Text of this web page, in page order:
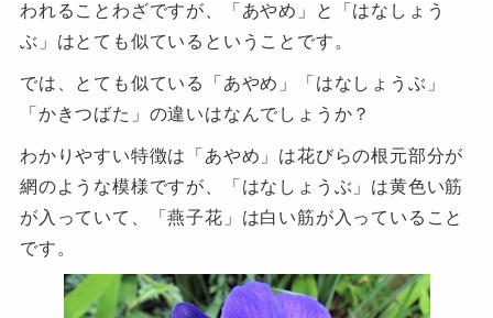
われることわざですが、「あやめ」と「はなしょう
ぶ」はとても似ているということです。
では、とても似ている「あやめ」「はなしょうぶ」
「かきつばた」の違いはなんでしょうか？
わかりやすい特徴は「あやめ」は花びらの根元部分が
網のような模様ですが、「はなしょうぶ」は黄色い筋
が入っていて、「燕子花」は白い筋が入っていること
です。